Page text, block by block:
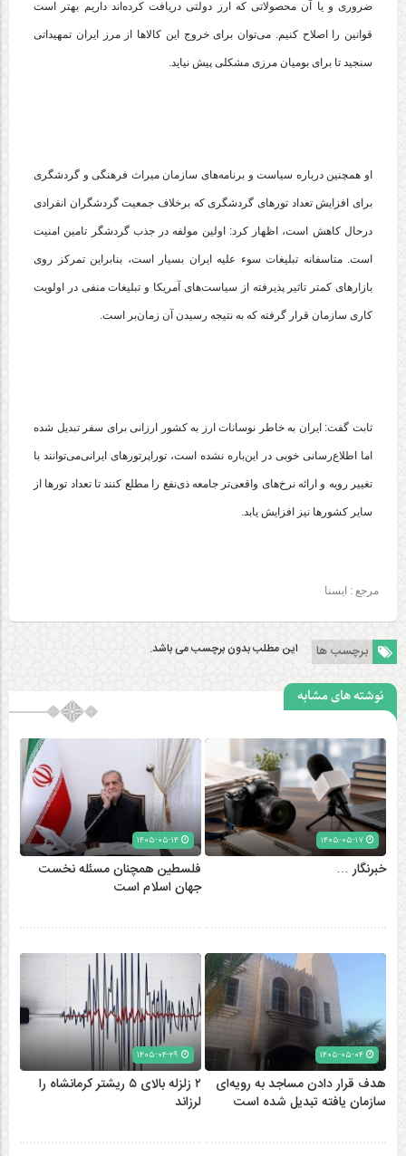
ضروری و یا آن محصولاتی که ارز دولتی دریافت کرده‌اند داریم بهتر است
قوانین را اصلاح کنیم. می‌توان برای خروج این کالاها از مرز ایران تمهیداتی
سنجید تا برای بومیان مرزی مشکلی پیش نیاید.
او همچنین درباره سیاست و برنامه‌های سازمان میراث فرهنگی و گردشگری
برای افزایش تعداد تورهای گردشگری که برخلاف جمعیت گردشگران انفرادی
درحال کاهش است، اظهار کرد: اولین مولفه در جذب گردشگر تامین امنیت
است. متاسفانه تبلیغات سوء علیه ایران بسیار است، بنابراین تمرکز روی
بازارهای کمتر تاثیر پذیرفته از سیاست‌های آمریکا و تبلیغات منفی در اولویت
کاری سازمان قرار گرفته که به نتیجه رسیدن آن زمان‌بر است.
ثابت گفت: ایران به خاطر نوسانات ارز به کشور ارزانی برای سفر تبدیل شده
اما اطلاع‌رسانی خوبی در این‌باره نشده است، توراپرتورهای ایرانی‌می‌توانند با
تغییر رویه و ارائه نرخ‌های واقعی‌تر جامعه ذی‌نفع را مطلع کنند تا تعداد تورها از
سایر کشورها نیز افزایش یابد.
مرجع : ایسنا
برچسب ها این مطلب بدون برچسب می باشد.
نوشته های مشابه
۱۴۰۵-۰۵-۱۷
خبرنگار …
فلسطین همچنان مسئله نخست
جهان اسلام است
۱۴۰۵-۰۵-۰۴
هدف قرار دادن مساجد به رویه‌ای
سازمان‌ یافته تبدیل شده است
۲ زلزله‌ بالای ۵ ریشتر کرمانشاه را
لرزاند